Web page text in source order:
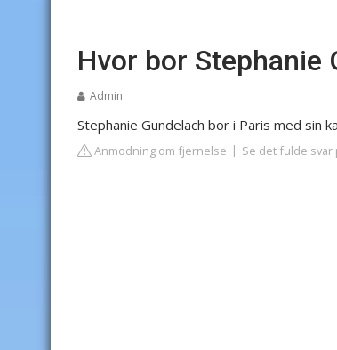
Hvor bor Stephanie
Admin
Stephanie Gundelach bor i Paris med sin
Anmodning om fjernelse Se det fulde